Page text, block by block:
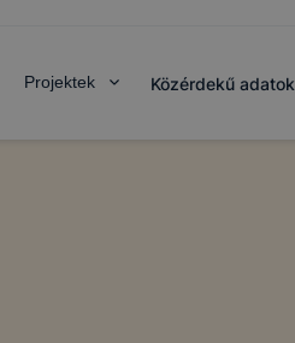
Projektek Közérdekű adatok